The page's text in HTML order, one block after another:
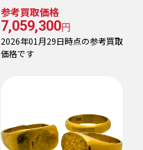
参考買取価格
7,059,300円
2026年01月29日時点の参考買取
価格です